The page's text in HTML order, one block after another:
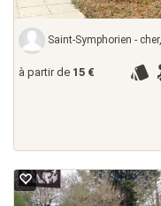
Saint-Symphorien - cher,
à partir de 15 €